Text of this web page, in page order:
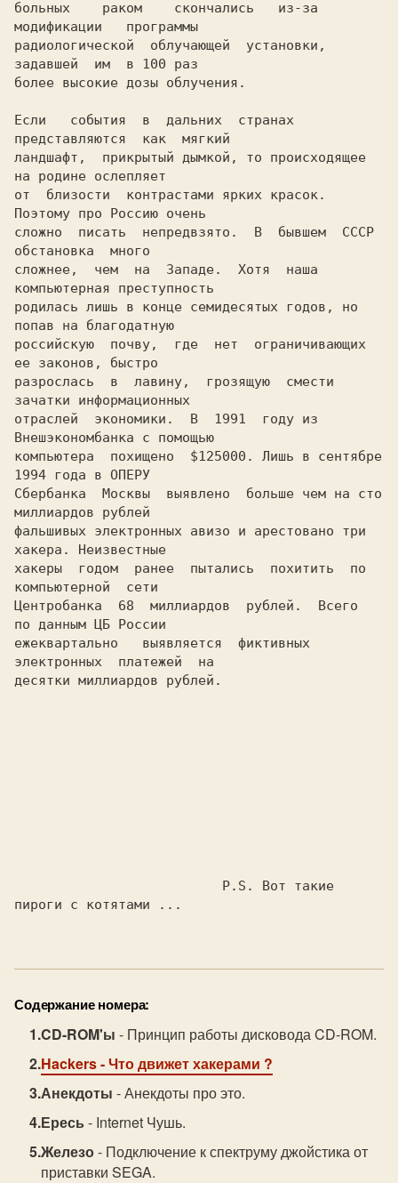
Содержание номера:
CD-ROM'ы - Принцип работы дисковода CD-ROM.
Hackers- Что движет хакерами ?
Анекдоты - Анекдоты про это.
Ересь - Internet Чушь.
Железо- Подключение к спектруму джойстика от
приставки SEGA.